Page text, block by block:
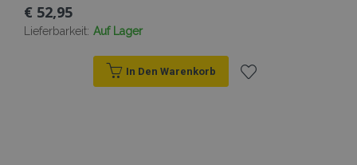
€ 52,95
Lieferbarkeit: Auf Lager
In Den Warenkorb